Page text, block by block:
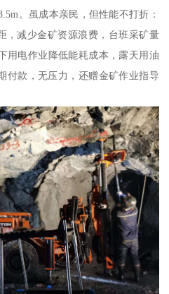
。虽成本亲民，但性能不打折：
，减少金矿资源浪费，台班采矿量
用电作业降低能耗成本，露天用油
付款，无压力，还赠金矿作业指导